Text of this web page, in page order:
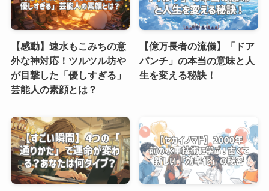
【感動】速水もこみちの意
外な神対応！ツルツル坊や
が目撃した「優しすぎる」
芸能人の素顔とは？
【億万長者の流儀】「ドア
パンチ」の本当の意味と人
生を変える秘訣！